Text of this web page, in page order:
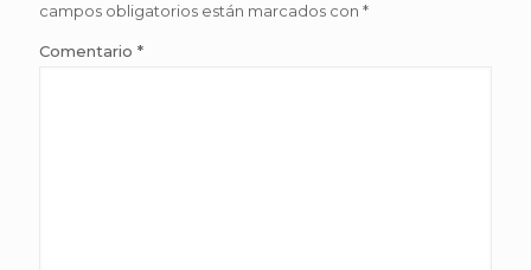
campos obligatorios están marcados con *
Comentario *